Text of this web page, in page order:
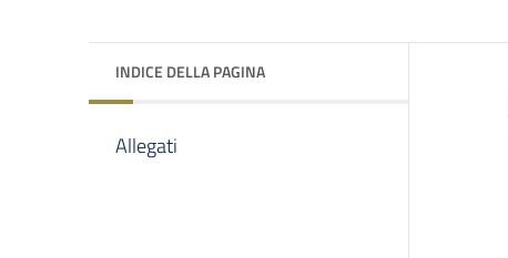
INDICE DELLA PAGINA
Allegati